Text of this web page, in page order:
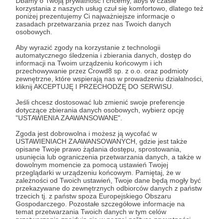
korzystania z naszych usług czuł się komfortowo, dlatego też
poniżej prezentujemy Ci najważniejsze informacje o
zasadach przetwarzania przez nas Twoich danych
osobowych.
Aby wyrazić zgody na korzystanie z technologii
automatycznego śledzenia i zbierania danych, dostęp do
informacji na Twoim urządzeniu końcowym i ich
przechowywanie przez Crowd8 sp. z o.o. oraz podmioty
zewnętrzne, które wspierają nas w prowadzeniu działalności,
kliknij AKCEPTUJĘ I PRZECHODZĘ DO SERWISU.
Jeśli chcesz dostosować lub zmienić swoje preferencje
dotyczące zbierania danych osobowych, wybierz opcję
"USTAWIENIA ZAAWANSOWANE".
Zgoda jest dobrowolna i możesz ją wycofać w
USTAWIENIACH ZAAWANSOWANYCH, gdzie jest także
opisane Twoje prawo żądania dostępu, sprostowania,
usunięcia lub ograniczenia przetwarzania danych, a także w
dowolnym momencie za pomocą ustawień Twojej
przeglądarki w urządzeniu końcowym. Pamiętaj, że w
zależności od Twoich ustawień, Twoje dane będą mogły być
przekazywane do zewnętrznych odbiorców danych z państw
trzecich tj. z państw spoza Europejskiego Obszaru
Gospodarczego. Pozostałe szczegółowe informacje na
temat przetwarzania Twoich danych w tym celów
Jacek Bartosiak Marek Stefan Albert Świdziński Wideo
Technologie Tajwan Chiny New Generation Warfare
Udostępnij
Strategy&Future
Zobacz profil autora
Zobacz również